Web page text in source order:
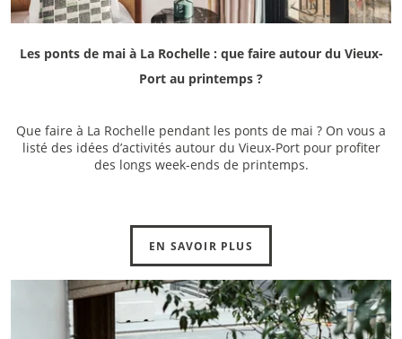
Les ponts de mai à La Rochelle : que faire autour du Vieux-
Port au printemps ?
Que faire à La Rochelle pendant les ponts de mai ? On vous a
listé des idées d’activités autour du Vieux-Port pour profiter
des longs week-ends de printemps.
EN SAVOIR PLUS